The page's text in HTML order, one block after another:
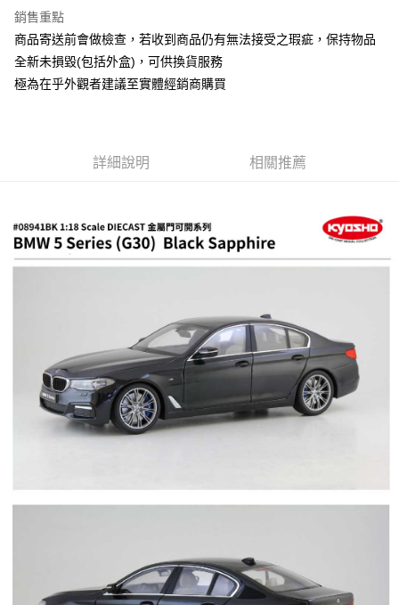
元大商業銀行
台新國際商業銀行
中國信託商業銀行
台灣樂天信用卡公司
聯邦商業銀行
元大商業銀行
永豐商業銀行
玉山商業銀行
星展（台灣）商業銀行
台新國際商業銀行
台灣樂天信用卡公司
街口支付
悠遊付
每筆NT$60，滿NT$1,000(含以上)免運費
7-11-取貨付款
每筆NT$30，滿NT$1,000(含以上)免運費
新竹物流
每筆NT$80，滿NT$1,000(含以上)免運費
銷售重點
商品寄送前會做檢查，若收到商品仍有無法接受之瑕疵，保持物品
全新未損毀(包括外盒)，可供換貨服務
極為在乎外觀者建議至實體經銷商購買
詳細說明 相關推薦